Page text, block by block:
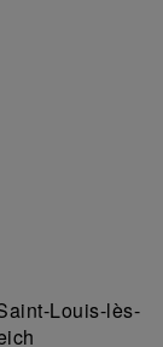
Louis-lès-